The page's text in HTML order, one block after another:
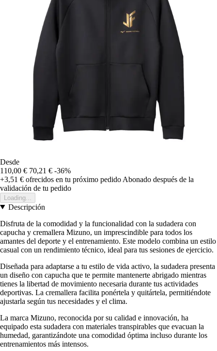
Desde
110,00 € 70,21 € -36%
+3,51 € ofrecidos en tu próximo pedido Abonado después de la
validación de tu pedido
Loading...
Descripción
Disfruta de la comodidad y la funcionalidad con la sudadera con
capucha y cremallera Mizuno, un imprescindible para todos los
amantes del deporte y el entrenamiento. Este modelo combina un estilo
casual con un rendimiento técnico, ideal para tus sesiones de ejercicio.
Diseñada para adaptarse a tu estilo de vida activo, la sudadera presenta
un diseño con capucha que te permite mantenerte abrigado mientras
tienes la libertad de movimiento necesaria durante tus actividades
deportivas. La cremallera facilita ponértela y quitártela, permitiéndote
ajustarla según tus necesidades y el clima.
La marca Mizuno, reconocida por su calidad e innovación, ha
equipado esta sudadera con materiales transpirables que evacuan la
humedad, garantizándote una comodidad óptima incluso durante los
entrenamientos más intensos.